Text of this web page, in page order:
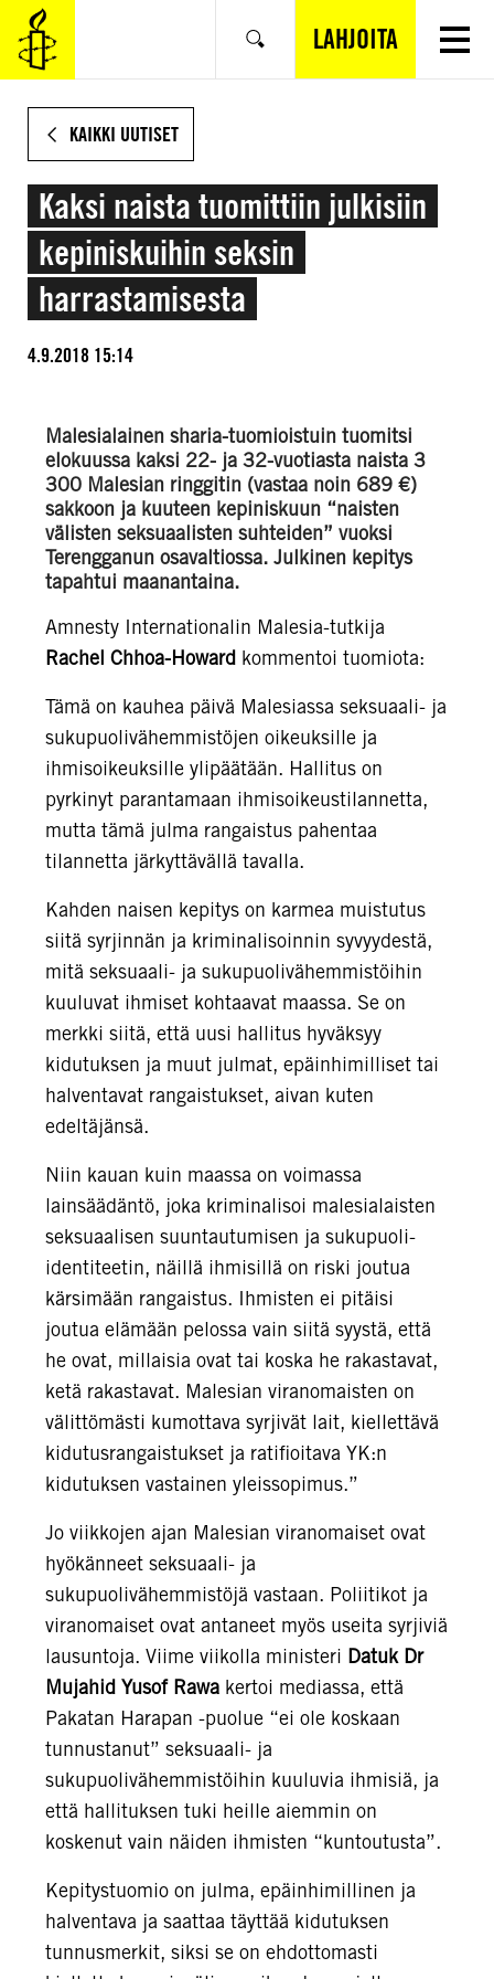
SIIRRY
VARSINAISEEN
SISÄLTÖÖN
Hae LAHJOITA
KAIKKI UUTISET
Kaksi naista tuomittiin julkisiin
kepiniskuihin seksin
harrastamisesta
4.9.2018 15:14
Malesialainen sharia-tuomioistuin tuomitsi
elokuussa kaksi 22- ja 32-vuotiasta naista 3
300 Malesian ringgitin (vastaa noin 689 €)
sakkoon ja kuuteen kepiniskuun “naisten
välisten seksuaalisten suhteiden” vuoksi
Terengganun osavaltiossa. Julkinen kepitys
tapahtui maanantaina.
Amnesty Internationalin Malesia-tutkija
Rachel Chhoa-Howard kommentoi tuomiota:
Tämä on kauhea päivä Malesiassa seksuaali- ja
sukupuolivähemmistöjen oikeuksille ja
ihmisoikeuksille ylipäätään. Hallitus on
pyrkinyt parantamaan ihmisoikeustilannetta,
mutta tämä julma rangaistus pahentaa
tilannetta järkyttävällä tavalla.
Kahden naisen kepitys on karmea muistutus
siitä syrjinnän ja kriminalisoinnin syvyydestä,
mitä seksuaali- ja sukupuolivähemmistöihin
kuuluvat ihmiset kohtaavat maassa. Se on
merkki siitä, että uusi hallitus hyväksyy
kidutuksen ja muut julmat, epäinhimilliset tai
halventavat rangaistukset, aivan kuten
edeltäjänsä.
Niin kauan kuin maassa on voimassa
lainsäädäntö, joka kriminalisoi malesialaisten
seksuaalisen suuntautumisen ja sukupuoli-
identiteetin, näillä ihmisillä on riski joutua
kärsimään rangaistus. Ihmisten ei pitäisi
joutua elämään pelossa vain siitä syystä, että
he ovat, millaisia ovat tai koska he rakastavat,
ketä rakastavat. Malesian viranomaisten on
välittömästi kumottava syrjivät lait, kiellettävä
kidutusrangaistukset ja ratifioitava YK:n
kidutuksen vastainen yleissopimus.”
Jo viikkojen ajan Malesian viranomaiset ovat
hyökänneet seksuaali- ja
sukupuolivähemmistöjä vastaan. Poliitikot ja
viranomaiset ovat antaneet myös useita syrjiviä
lausuntoja. Viime viikolla ministeri Datuk Dr
Mujahid Yusof Rawa kertoi mediassa, että
Pakatan Harapan -puolue “ei ole koskaan
tunnustanut” seksuaali- ja
sukupuolivähemmistöihin kuuluvia ihmisiä, ja
että hallituksen tuki heille aiemmin on
koskenut vain näiden ihmisten “kuntoutusta”.
Kepitystuomio on julma, epäinhimillinen ja
halventava ja saattaa täyttää kidutuksen
tunnusmerkit, siksi se on ehdottomasti